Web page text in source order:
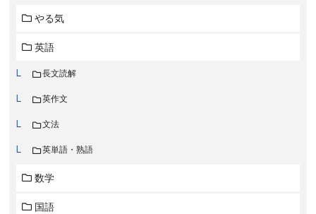
やる気
英語
長文読解
英作文
文法
英単語・熟語
数学
国語